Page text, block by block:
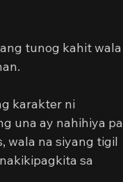
tunog kahit wala
karakter ni
una ay nahihiya pa
wala na siyang tigil
sa